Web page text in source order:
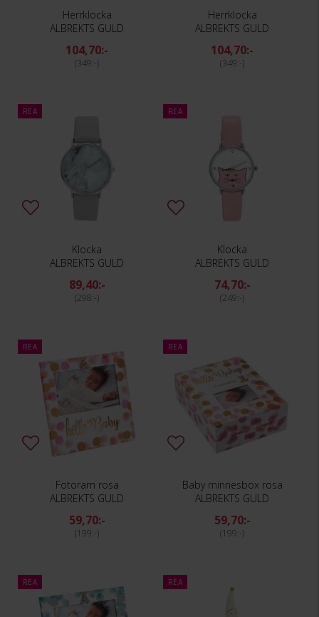
Herrklocka
ALBREKTS GULD
104,70:-
349:-
Herrklocka
ALBREKTS GULD
104,70:-
349:-
REA
Klocka
ALBREKTS GULD
89,40:-
298:-
REA
Klocka
ALBREKTS GULD
74,70:-
249:-
REA
Fotoram rosa
ALBREKTS GULD
59,70:-
199:-
REA
Baby minnesbox rosa
ALBREKTS GULD
59,70:-
199:-
REA REA